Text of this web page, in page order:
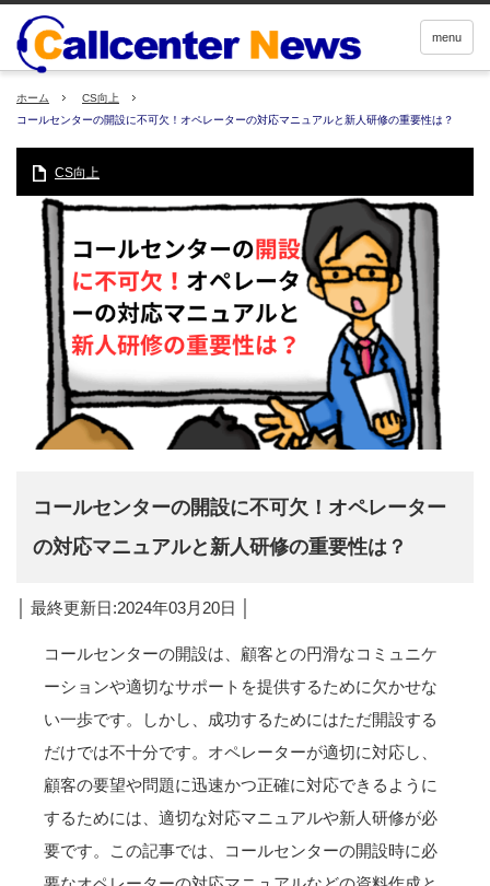
menu
ホーム
CS向上
コールセンターの開設に不可欠！オペレーターの対応マニュアルと新人研修の重要性は？
CS向上
コールセンターの開設に不可欠！オペレーター
の対応マニュアルと新人研修の重要性は？
│ 最終更新日:2024年03月20日 │
コールセンターの開設は、顧客との円滑なコミュニケ
ーションや適切なサポートを提供するために欠かせな
い一歩です。しかし、成功するためにはただ開設する
だけでは不十分です。オペレーターが適切に対応し、
顧客の要望や問題に迅速かつ正確に対応できるように
するためには、適切な対応マニュアルや新人研修が必
要です。この記事では、コールセンターの開設時に必